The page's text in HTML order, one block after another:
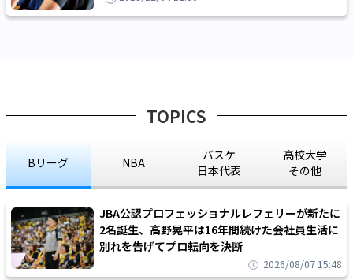
TOPICS
Bリーグ NBA
バスケ
日本代表
高校大学
その他
JBA公認プロフェッショナルレフェリーが新たに
2名誕生、高野晃平は16年間続けた会社員生活に
別れを告げてプロ転向を決断
2026/08/07 15:48